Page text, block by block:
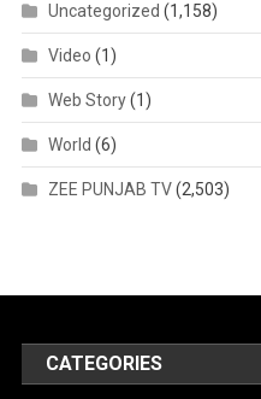
Uncategorized (1,158)
Video (1)
Web Story(1)
World (6)
ZEE PUNJAB TV(2,503)
CATEGORIES